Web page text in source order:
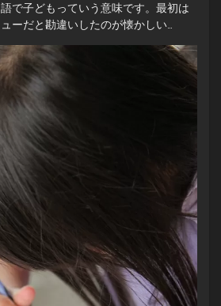
で子どもっていう意味です。最初は
ーだと勘違いしたのが懐かしい…